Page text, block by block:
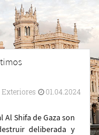
Exteriores 01.04.2024
Shifa de Gaza son
deliberada y